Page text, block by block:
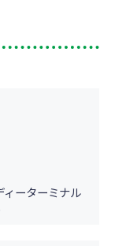
ーターミナル